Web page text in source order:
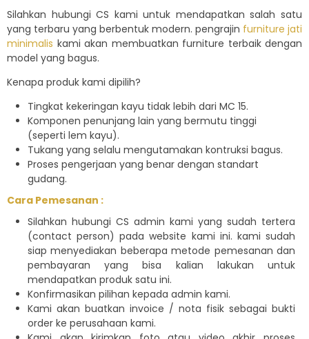
Silahkan hubungi CS kami untuk mendapatkan salah satu
yang terbaru yang berbentuk modern. pengrajin furniture jati
minimalis kami akan membuatkan furniture terbaik dengan
model yang bagus.
Kenapa produk kami dipilih?
Tingkat kekeringan kayu tidak lebih dari MC 15.
Komponen penunjang lain yang bermutu tinggi
(seperti lem kayu).
Tukang yang selalu mengutamakan kontruksi bagus.
Proses pengerjaan yang benar dengan standart
gudang.
Cara Pemesanan :
Silahkan hubungi CS admin kami yang sudah tertera
(contact person) pada website kami ini. kami sudah
siap menyediakan beberapa metode pemesanan dan
pembayaran yang bisa kalian lakukan untuk
mendapatkan produk satu ini.
Konfirmasikan pilihan kepada admin kami.
Kami akan buatkan invoice / nota fisik sebagai bukti
order ke perusahaan kami.